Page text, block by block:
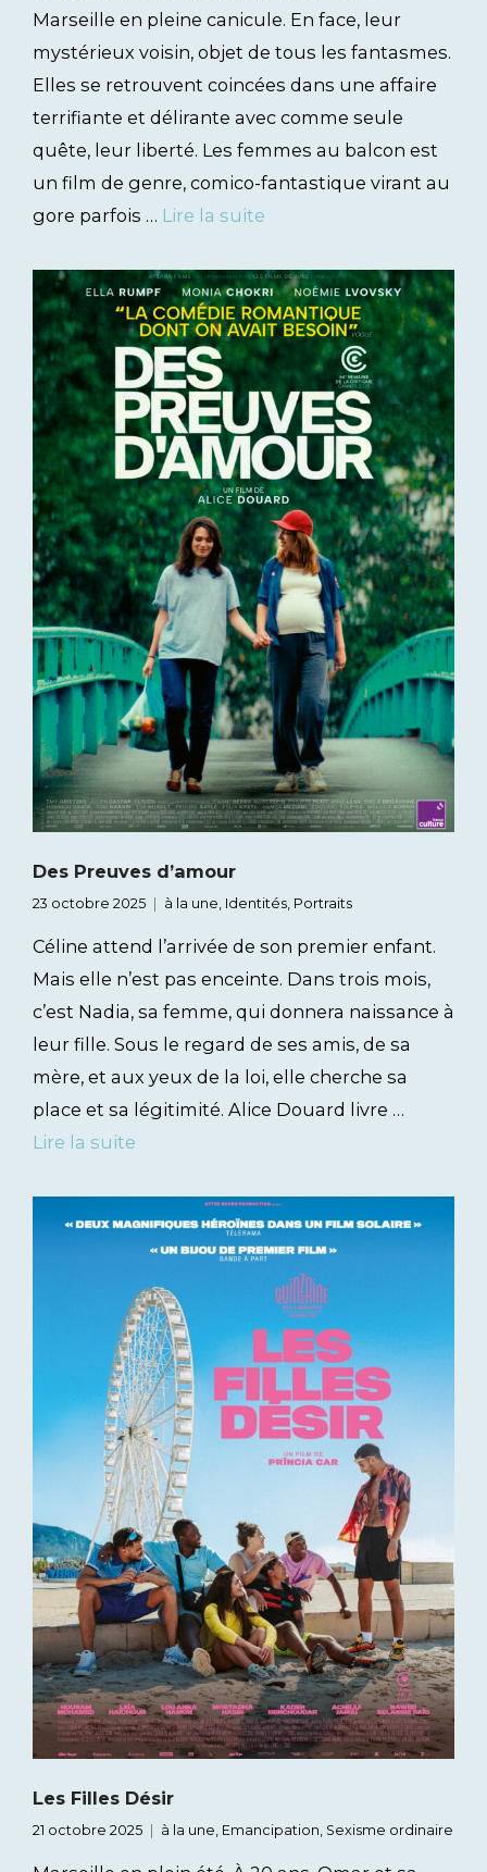
Marseille en pleine canicule. En face, leur
mystérieux voisin, objet de tous les fantasmes.
Elles se retrouvent coincées dans une affaire
terrifiante et délirante avec comme seule
quête, leur liberté. Les femmes au balcon est
un film de genre, comico-fantastique virant au
gore parfois … Lire la suite
Des Preuves d’amour
23 octobre 2025 à la une, Identités, Portraits
Céline attend l’arrivée de son premier enfant.
Mais elle n’est pas enceinte. Dans trois mois,
c’est Nadia, sa femme, qui donnera naissance à
leur fille. Sous le regard de ses amis, de sa
mère, et aux yeux de la loi, elle cherche sa
place et sa légitimité. Alice Douard livre …
Lire la suite
Les Filles Désir
21 octobre 2025 à la une, Emancipation, Sexisme ordinaire